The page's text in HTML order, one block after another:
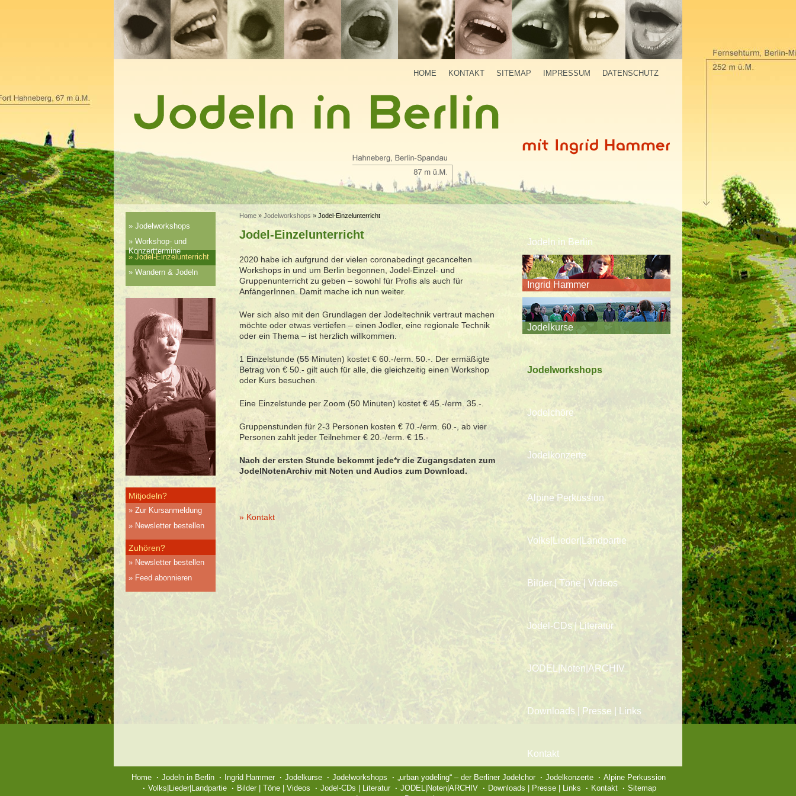
HOME KONTAKT SITEMAP IMPRESSUM DATENSCHUTZ
Jodelworkshops
Workshop- und
Konzerttermine
Jodel-Einzelunterricht
Wandern & Jodeln
Mitjodeln?
Zur Kursanmeldung
Newsletter bestellen
Zuhören?
Newsletter bestellen
Feed abonnieren
Home » Jodelworkshops » Jodel-Einzelunterricht
Jodel-Einzelunterricht
2020 habe ich aufgrund der vielen coronabedingt gecancelten
Workshops in und um Berlin begonnen, Jodel-Einzel- und
Gruppenunterricht zu geben – sowohl für Profis als auch für
AnfängerInnen. Damit mache ich nun weiter.
Wer sich also mit den Grundlagen der Jodeltechnik vertraut machen
möchte oder etwas vertiefen – einen Jodler, eine regionale Technik
oder ein Thema – ist herzlich willkommen.
1 Einzelstunde (55 Minuten) kostet € 60.-/erm. 50.-. Der ermäßigte
Betrag von € 50.- gilt auch für alle, die gleichzeitig einen Workshop
oder Kurs besuchen.
Eine Einzelstunde per Zoom (50 Minuten) kostet € 45.-/erm. 35.-.
Gruppenstunden für 2-3 Personen kosten € 70.-/erm. 60.-, ab vier
Personen zahlt jeder Teilnehmer € 20.-/erm. € 15.-
Nach der ersten Stunde bekommt jede*r die Zugangsdaten zum
JodelNotenArchiv mit Noten und Audios zum Download.
» Kontakt
Jodeln in Berlin
Ingrid Hammer
Jodelkurse
Jodelworkshops
Jodelchöre
Jodelkonzerte
Alpine Perkussion
Volks|Lieder|Landpartie
Bilder | Töne | Videos
Jodel-CDs | Literatur
JODEL|Noten|ARCHIV
Downloads | Presse | Links
Kontakt
Home Jodeln in Berlin Ingrid Hammer Jodelkurse Jodelworkshops „urban yodeling“ – der Berliner Jodelchor Jodelkonzerte
Alpine Perkussion
Volks|Lieder|Landpartie
Bilder | Töne | Videos Jodel-CDs | Literatur JODEL|Noten|ARCHIV Downloads | Presse | Links Kontakt
Sitemap